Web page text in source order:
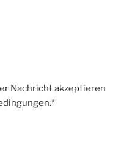
Nachricht akzeptieren